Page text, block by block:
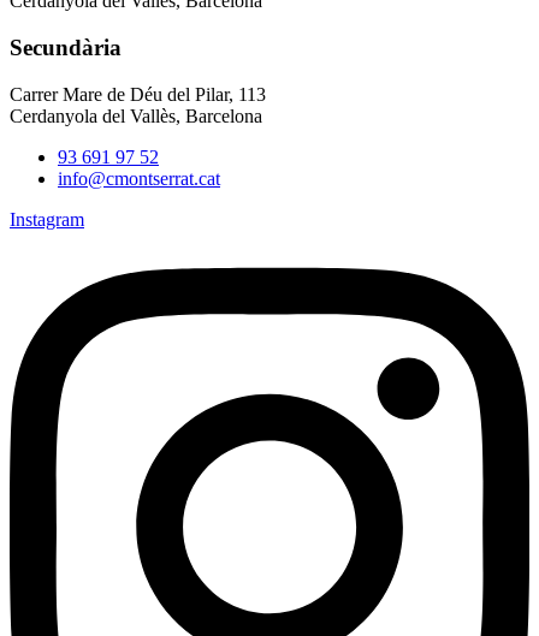
Secundària
Carrer Mare de Déu del Pilar, 113
Cerdanyola del Vallès, Barcelona
93 691 97 52
info@cmontserrat.cat
Instagram